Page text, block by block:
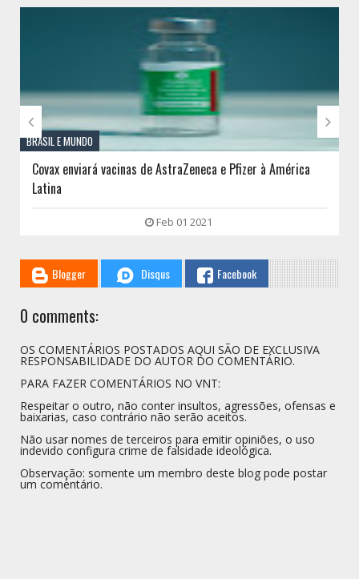
// THATS WHAT YOU MIGHT BE LOOKING FOR
BRASIL E MUNDO
Covax enviará vacinas de AstraZeneca e Pfizer à América
Latina
Feb 01 2021
 
Blogger Disqus Facebook
0 comments:
OS COMENTÁRIOS POSTADOS AQUI SÃO DE EXCLUSIVA
RESPONSABILIDADE DO AUTOR DO COMENTÁRIO.
PARA FAZER COMENTÁRIOS NO VNT:
Respeitar o outro, não conter insultos, agressões, ofensas e
baixarias, caso contrário não serão aceitos.
Não usar nomes de terceiros para emitir opiniões, o uso
indevido configura crime de falsidade ideológica.
Observação: somente um membro deste blog pode postar
um comentário.